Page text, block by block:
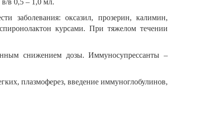
в 0,5 – 1,0 мл.
заболевания: оксазил, прозерин, калимин,
курсами. При тяжелом течении
снижением дозы. Иммуносупрессанты –
плазмоферез, введение иммуноглобулинов,